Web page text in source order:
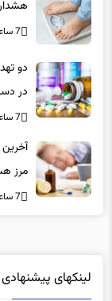
دو
در
مرز